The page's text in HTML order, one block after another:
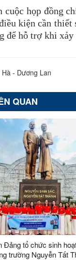
cuộc họp đồng
kiện cần
để hỗ trợ khi
Hà - Dương Lan
QUAN
Đảng tổ chức sinh
trường Nguyễn Tất